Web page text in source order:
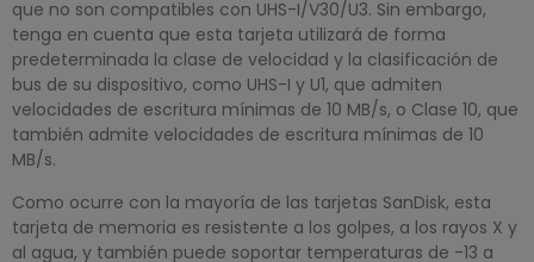
que no son compatibles con UHS-I/V30/U3. Sin embargo,
tenga en cuenta que esta tarjeta utilizará de forma
predeterminada la clase de velocidad y la clasificación de
bus de su dispositivo, como UHS-I y U1, que admiten
velocidades de escritura mínimas de 10 MB/s, o Clase 10, que
también admite velocidades de escritura mínimas de 10
MB/s.
Como ocurre con la mayoría de las tarjetas SanDisk, esta
tarjeta de memoria es resistente a los golpes, a los rayos X y
al agua, y también puede soportar temperaturas de -13 a